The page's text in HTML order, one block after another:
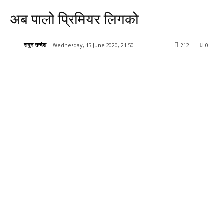
अब पालो प्रिमियर लिगको
सगुन सन्देश Wednesday, 17 June 2020, 21:50 0
212